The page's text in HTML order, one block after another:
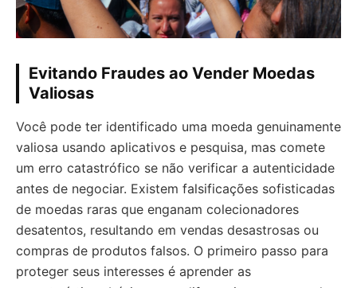
Evitando Fraudes ao Vender Moedas
Valiosas
Você pode ter identificado uma moeda genuinamente
valiosa usando aplicativos e pesquisa, mas comete
um erro catastrófico se não verificar a autenticidade
antes de negociar. Existem falsificações sofisticadas
de moedas raras que enganam colecionadores
desatentos, resultando em vendas desastrosas ou
compras de produtos falsos. O primeiro passo para
proteger seus interesses é aprender as